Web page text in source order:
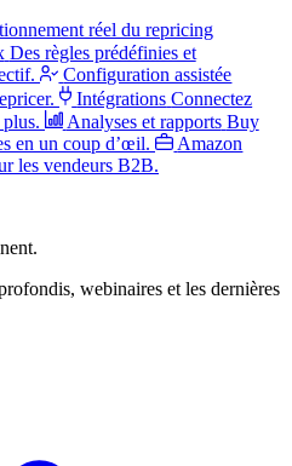
réel du repricing
Des règles prédéfinies et
Configuration assistée
Intégrations Connectez
Analyses et rapports Buy
en un coup d’œil.
Amazon
les vendeurs B2B.
webinaires et les dernières